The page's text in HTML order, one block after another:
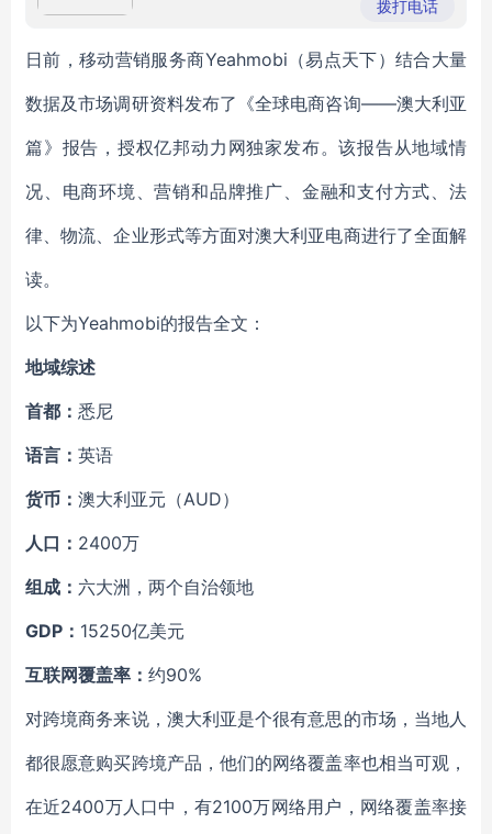
公司
拨打电话
日前，移动营销服务商Yeahmobi（易点天下）结合大量
数据及市场调研资料发布了《全球电商咨询——澳大利亚
篇》报告，授权亿邦动力网独家发布。该报告从地域情
况、电商环境、营销和品牌推广、金融和支付方式、法
律、物流、企业形式等方面对澳大利亚电商进行了全面解
读。
以下为Yeahmobi的报告全文：
地域综述
首都： 悉尼
语言： 英语
货币： 澳大利亚元（AUD）
人口： 2400万
组成： 六大洲，两个自治领地
GDP： 15250亿美元
互联网覆盖率： 约90%
对跨境商务来说，澳大利亚是个很有意思的市场，当地人
都很愿意购买跨境产品，他们的网络覆盖率也相当可观，
在近2400万人口中，有2100万网络用户，网络覆盖率接